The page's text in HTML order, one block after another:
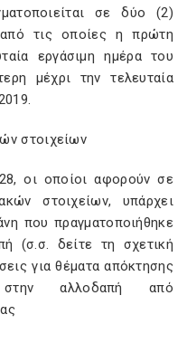
σε δύο (2)
από τις οποίες η πρώτη
εργάσιμη ημέρα του
μέχρι την τελευταία
στοιχείων
οι οποίοι αφορούν σε
στοιχείων, υπάρχει
που πραγματοποιήθηκε
(σ.σ. δείτε τη σχετική
για θέματα απόκτησης
στην αλλοδαπή από